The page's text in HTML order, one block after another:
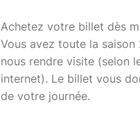
Achetez votre billet dès
Vous avez toute la
nous rendre visite (selon
internet). Le billet vous
de votre journée.